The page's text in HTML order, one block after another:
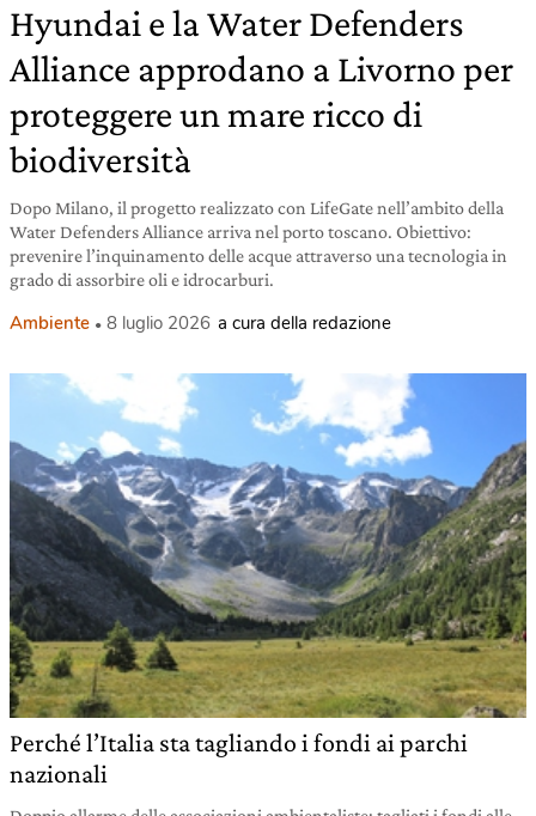
Hyundai e la Water Defenders
Alliance approdano a Livorno per
proteggere un mare ricco di
biodiversità
Dopo Milano, il progetto realizzato con LifeGate nell’ambito della
Water Defenders Alliance arriva nel porto toscano. Obiettivo:
prevenire l’inquinamento delle acque attraverso una tecnologia in
grado di assorbire oli e idrocarburi.
Ambiente 8 luglio 2026 a cura della redazione
Perché l’Italia sta tagliando i fondi ai parchi
nazionali